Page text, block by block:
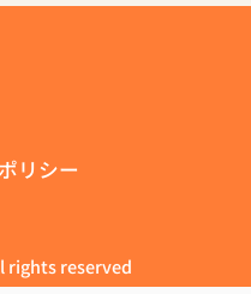
リシー
rights reserved